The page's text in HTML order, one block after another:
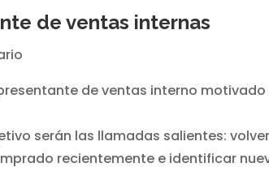
de ventas internas
de ventas interno
serán las llamadas salientes:
recientemente e identificar